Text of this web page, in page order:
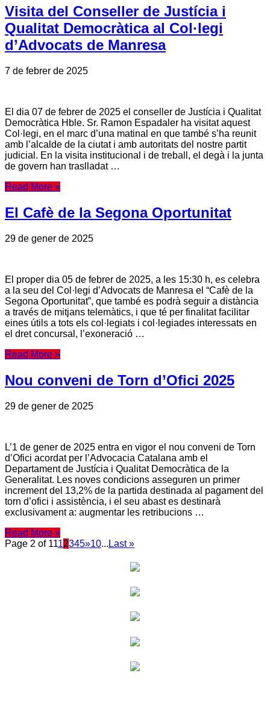
Visita del Conseller de Justícia i
Qualitat Democràtica al Col·legi
d’Advocats de Manresa
7 de febrer de 2025
El dia 07 de febrer de 2025 el conseller de Justícia i Qualitat
Democràtica Hble. Sr. Ramon Espadaler ha visitat aquest
Col·legi, en el marc d’una matinal en que també s’ha reunit
amb l’alcalde de la ciutat i amb autoritats del nostre partit
judicial. En la visita institucional i de treball, el degà i la junta
de govern han traslladat …
Read More »
El Cafè de la Segona Oportunitat
29 de gener de 2025
El proper dia 05 de febrer de 2025, a les 15:30 h, es celebra
a la seu del Col·legi d’Advocats de Manresa el “Cafè de la
Segona Oportunitat”, que també es podrà seguir a distància
a través de mitjans telemàtics, i que té per finalitat facilitar
eines útils a tots els col·legiats i col·legiades interessats en
el dret concursal, l’exoneració …
Read More »
Nou conveni de Torn d’Ofici 2025
29 de gener de 2025
L’1 de gener de 2025 entra en vigor el nou conveni de Torn
d’Ofici acordat per l’Advocacia Catalana amb el
Departament de Justícia i Qualitat Democràtica de la
Generalitat. Les noves condicions asseguren un primer
increment del 13,2% de la partida destinada al pagament del
torn d’ofici i assistència, i el seu abast es destinarà
exclusivament a: augmentar les retribucions …
Read More »
Page 2 of 1112345»10... Last »